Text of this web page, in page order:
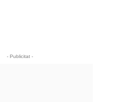
- Publicitat -